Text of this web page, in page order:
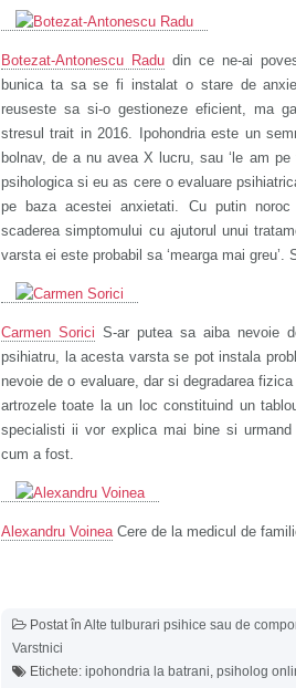
Botezat-Antonescu Radu din ce ne-ai
bunica ta sa se fi instalat o stare de
reuseste sa si-o gestioneze eficient, ma
stresul trait in 2016. Ipohondria este un
bolnav, de a nu avea X lucru, sau ‘le am
psihologica si eu as cere o evaluare
pe baza acestei anxietati. Cu putin
scaderea simptomului cu ajutorul unui
varsta ei este probabil sa ‘mearga mai greu’.
Carmen Sorici S-ar putea sa aiba nevoie
psihiatru, la acesta varsta se pot instala
nevoie de o evaluare, dar si degradarea
artrozele toate la un loc constituind un
specialisti ii vor explica mai bine si urmand
cum a fost.
Alexandru VoineaCere de la medicul de
Postat în Alte tulburari psihice sau de
Varstnici
Etichete: ipohondria la batrani, psiholog